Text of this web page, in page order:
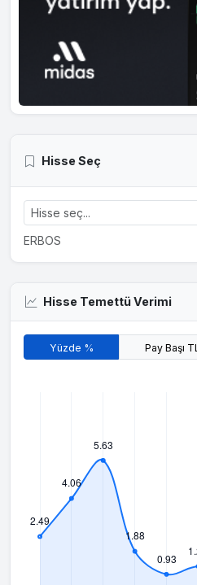
Hisse Seç
ERBOS
Hisse Temettü Verimi
Yüzde % Pay Başı TL